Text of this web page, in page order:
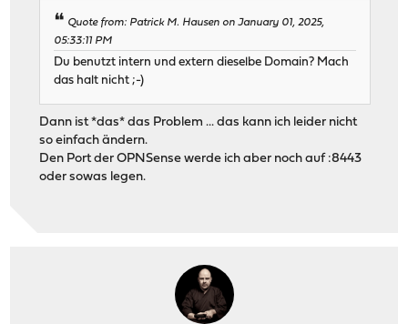
Quote from: Patrick M. Hausen on January 01, 2025,
05:33:11 PM
Du benutzt intern und extern dieselbe Domain? Mach
das halt nicht ;-)
Dann ist *das* das Problem ... das kann ich leider nicht
so einfach ändern.
Den Port der OPNSense werde ich aber noch auf :8443
oder sowas legen.